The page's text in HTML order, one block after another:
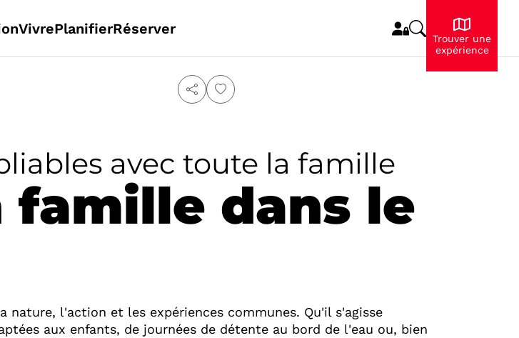
VivrePlanifierRéserver
Trouver une
expérience
avec toute la famille
dans le
l'action et les expériences communes. Qu'il s'agisse
aux enfants, de journées de détente au bord de l'eau ou, bien